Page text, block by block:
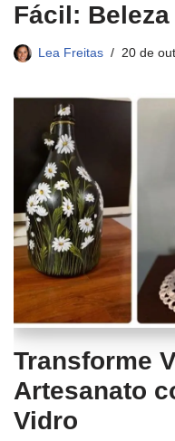
Fácil:
Lea Freitas 20 de
Transforme
Artesanato
Vidro